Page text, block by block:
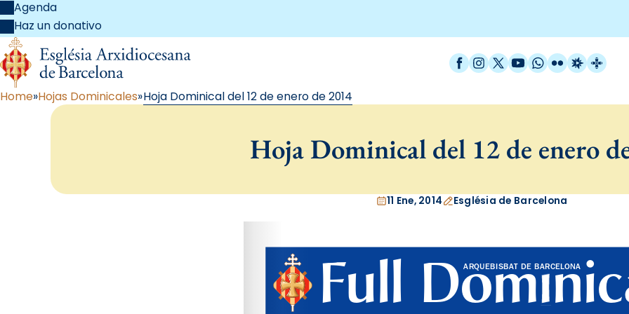
Agenda
Haz un donativo
Facebook
Instagram
X / Twitter
YouTube
WhatsApp
FlickrRadio
Home Hojas Dominicales Hoja Dominical del 12 de enero de 2014
Hoja Dominical del 12 de enero
11 Ene, 2014 Església de Barcelona